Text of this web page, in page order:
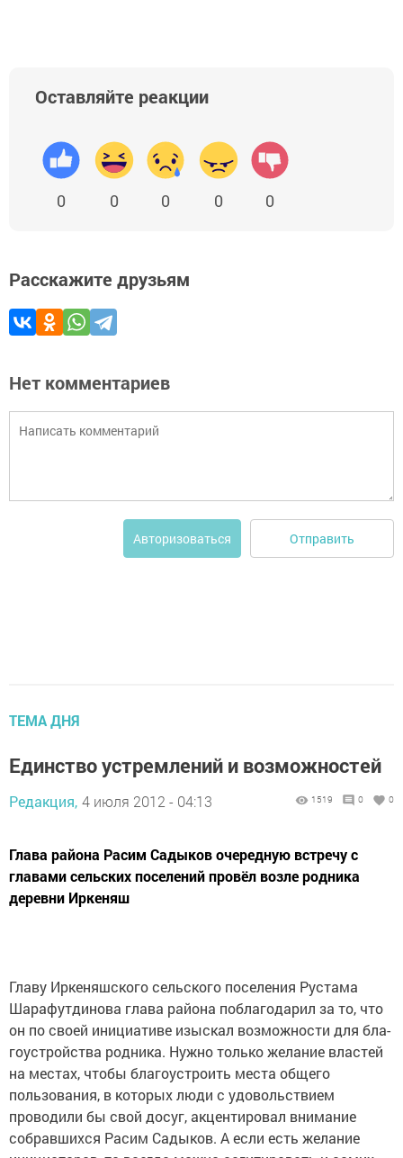
Оставляйте реакции
0 0 0 0 0
Расскажите друзьям
Нет комментариев
Авторизоваться Отправить
ТЕМА ДНЯ
Единство устремлений и возможностей
Редакция, 4 июля 2012 - 04:13 1519 0 0
Глава района Расим Садыков очередную встречу с
главами сельских поселений провёл возле родника
деревни Иркеняш
Главу Иркеняшского сельского поселения Рустама
Шарафутдинова глава района поблагодарил за то, что
он по своей инициативе изыскал возможности для бла­
гоустройства родника. Нужно только желание властей
на местах, чтобы благоустроить места общего
пользования, в которых люди с удовольствием
проводили бы свой досуг, акцентировал внимание
собравшихся Расим Садыков. А если есть желание